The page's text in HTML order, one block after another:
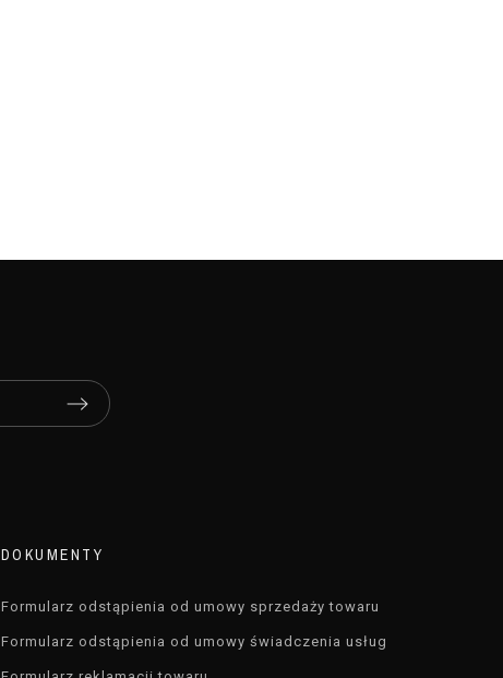
DOKUMENTY
Formularz odstąpienia od umowy sprzedaży towaru
Formularz odstąpienia od umowy świadczenia usług